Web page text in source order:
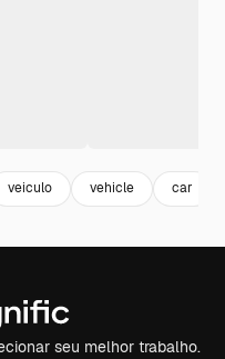
veiculo vehicle car
seu melhor trabalho.